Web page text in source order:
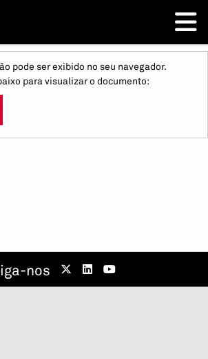
pode ser exibido no seu navegador.
para visualizar o documento:
nos